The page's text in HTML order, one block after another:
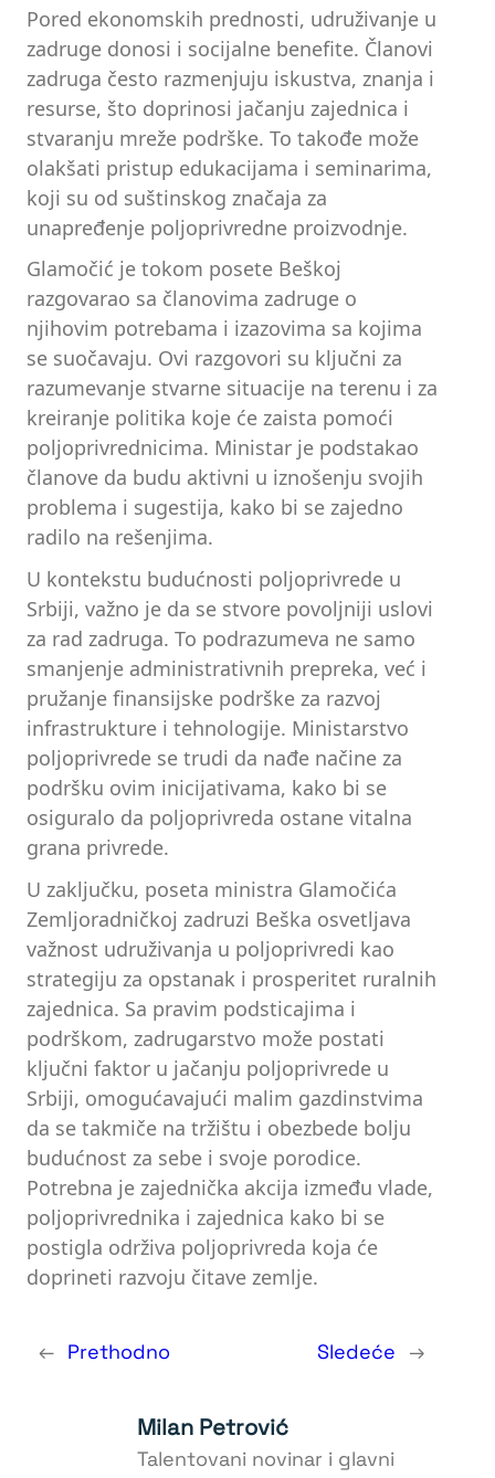
Pored ekonomskih prednosti, udruživanje u
zadruge donosi i socijalne benefite. Članovi
zadruga često razmenjuju iskustva, znanja i
resurse, što doprinosi jačanju zajednica i
stvaranju mreže podrške. To takođe može
olakšati pristup edukacijama i seminarima,
koji su od suštinskog značaja za
unapređenje poljoprivredne proizvodnje.
Glamočić je tokom posete Beškoj
razgovarao sa članovima zadruge o
njihovim potrebama i izazovima sa kojima
se suočavaju. Ovi razgovori su ključni za
razumevanje stvarne situacije na terenu i za
kreiranje politika koje će zaista pomoći
poljoprivrednicima. Ministar je podstakao
članove da budu aktivni u iznošenju svojih
problema i sugestija, kako bi se zajedno
radilo na rešenjima.
U kontekstu budućnosti poljoprivrede u
Srbiji, važno je da se stvore povoljniji uslovi
za rad zadruga. To podrazumeva ne samo
smanjenje administrativnih prepreka, već i
pružanje finansijske podrške za razvoj
infrastrukture i tehnologije. Ministarstvo
poljoprivrede se trudi da nađe načine za
podršku ovim inicijativama, kako bi se
osiguralo da poljoprivreda ostane vitalna
grana privrede.
U zaključku, poseta ministra Glamočića
Zemljoradničkoj zadruzi Beška osvetljava
važnost udruživanja u poljoprivredi kao
strategiju za opstanak i prosperitet ruralnih
zajednica. Sa pravim podsticajima i
podrškom, zadrugarstvo može postati
ključni faktor u jačanju poljoprivrede u
Srbiji, omogućavajući malim gazdinstvima
da se takmiče na tržištu i obezbede bolju
budućnost za sebe i svoje porodice.
Potrebna je zajednička akcija između vlade,
poljoprivrednika i zajednica kako bi se
postigla održiva poljoprivreda koja će
doprineti razvoju čitave zemlje.
← Prethodno Sledeće →
Milan Petrović
Talentovani novinar i glavni